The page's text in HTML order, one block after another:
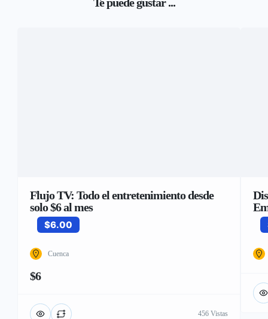
Flujo TV: Todo el entretenimiento desde
solo $6 al mes
$6.00
Cuenca
$6
456 Vistas